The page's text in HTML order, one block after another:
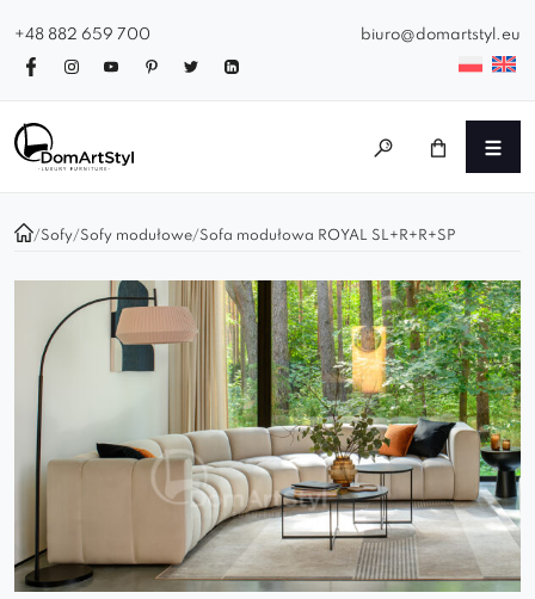
+48 882 659 700 biuro@domartstyl.eu
/Sofy/Sofy modułowe/Sofa modułowa ROYAL SL+R+R+SP